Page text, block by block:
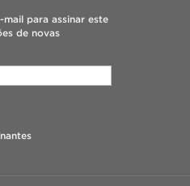
para assinar este
de novas